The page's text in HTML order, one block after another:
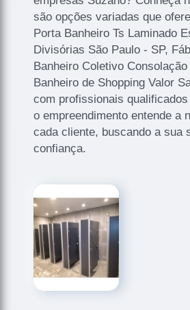
são opções variadas que
Porta Banheiro Ts Laminado
Divisórias São Paulo - SP,
Banheiro Coletivo
Banheiro de Shopping Valor
com profissionais
o empreendimento entende a
cada cliente, buscando a sua
confiança.